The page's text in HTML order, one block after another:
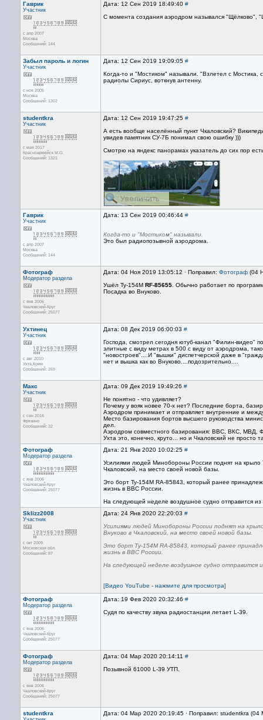
Гаврик
Участник
с апр 2007
Москва
Сообщений: 144
Дата: 12 Сен 2019 18:49:40 #
С момента создания аэродром назывался "Щёлково",
Забыл пароль и логин
Участник
с ноя 2005
Москва
Сообщений: 1302
Дата: 12 Сен 2019 19:09:05 #
Когда-то и "Мостиком" называли. "Взлетел с Мостика,
радиолы Сириус, воткнув антенну.
studentkra
Участник
с мая 2017
Красноармейск М.О.
Сообщений: 1321
Дата: 12 Сен 2019 19:47:25 #
А есть вообще населённый пункт Чкаловский?
увидев памятник СУ-7Б понимал свою ошибку )))
Смотрю на яндекс панорамах указатель до сих пор
Гаврик
Участник
с апр 2007
Москва
Сообщений: 144
Дата: 13 Сен 2019 00:46:44 #
Когда-то и "Мостиком" называли.
Это был радиопозывной аэродрома.
Фотограф
Модератор раздела
с янв 2006
Чкаловский-Круг
Сообщений: 25077
Дата: 04 Ноя 2019 13:05:12 · Поправил: Фотограф (04
Ушёл Ту-154М RF-85655 . Обычно работает по
Посадка во Внуково.
Ухтинец
Участник
с авг 2010
Ухта,Коми
Сообщений: 269
Дата: 08 Дек 2019 06:00:03 #
Господа, смотрел сегодня ютуб-канал "Филин-видео"
элитные с виду метрах в 500 с виду от аэродрома,
"новостроев"....И "вышки" диспетчерской даже в
нет и вышка как во Внуково....подозрительно....
Макс
Участник
с сен 2016
Фрязино
Сообщений: 32
Дата: 09 Дек 2019 19:49:26 #
Не понятно - что удивляет?
Почему у вояк новее 70-х нет? Последние борта,
Аэродром принимает и отправляет внутренние и
Место базирования бортов высшего руководства
дел.
Аэродром совместного базирования: ВВС, ВКС, МВД,
Ухта это, конечно, круто... но и Чкаловский не просто
Фотограф
Модератор раздела
с янв 2006
Чкаловский-Круг
Сообщений: 25077
Дата: 21 Янв 2020 10:02:25 #
Усилиями людей Минобороны России поднят на крыло
Чкаловский, на место своей новой базы.
Это борт Ту-154М RA-85843, который ранее
жизнь в ВВС России.
На следующей неделе воздушное судно отправится из
Sklizz2008
Участник
с окт 2009
Московская обл.
Сообщений: 87
Дата: 24 Янв 2020 22:20:03 #
Усилиями людей Минобороны России поднят на
Внуково в Чкаловский, на место своей новой базы.
Это борт Ту-154М RA-85843, который ранее
жизнь в ВВС России.
На следующей неделе воздушное судно отправится
[Видео YouTube - нажмите для просмотра]
Фотограф
Модератор раздела
с янв 2006
Чкаловский-Круг
Сообщений: 25077
Дата: 19 Фев 2020 20:32:46 #
Судя по качеству звука радиостанции летает L-39.
Фотограф
Модератор раздела
с янв 2006
Чкаловский-Круг
Сообщений: 25077
Дата: 04 Мар 2020 20:14:11 #
Позывной 61000 L-39 УТП.
studentkra Дата: 04 Мар 2020 20:19:45 · Поправил: studentkra